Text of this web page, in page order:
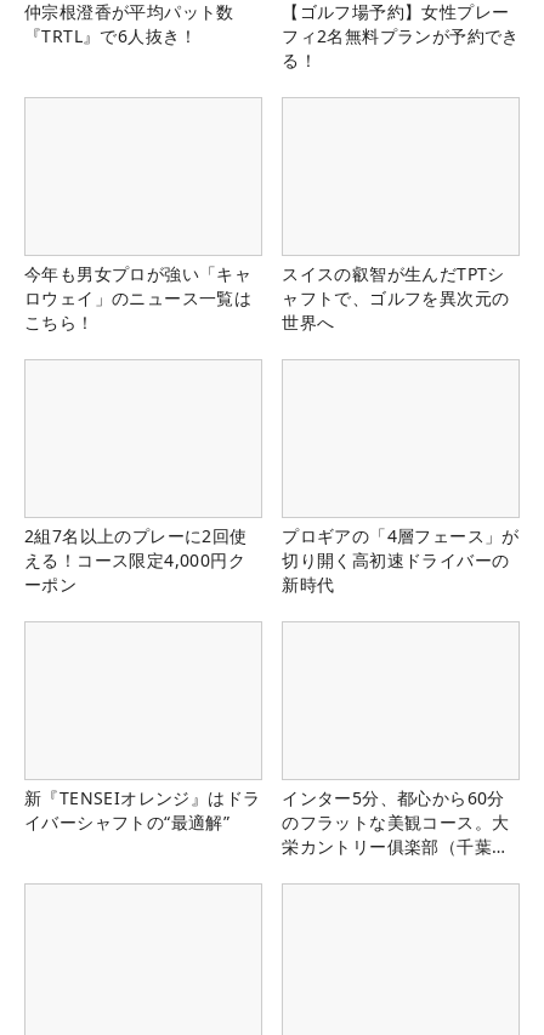
仲宗根澄香が平均パット数
『TRTL』で6人抜き！
【ゴルフ場予約】女性プレー
フィ2名無料プランが予約でき
る！
今年も男女プロが強い「キャ
ロウェイ」のニュース一覧は
こちら！
スイスの叡智が生んだTPTシ
ャフトで、ゴルフを異次元の
世界へ
2組7名以上のプレーに2回使
える！コース限定4,000円ク
ーポン
プロギアの「4層フェース」が
切り開く高初速ドライバーの
新時代
新『TENSEIオレンジ』はドラ
イバーシャフトの“最適解”
インター5分、都心から60分
のフラットな美観コース。大
栄カントリー俱楽部（千葉